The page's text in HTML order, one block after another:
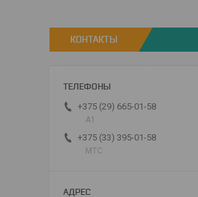
КОНТАКТЫ
+375 (29) 665-01-58
A1
+375 (33) 395-01-58
МТС